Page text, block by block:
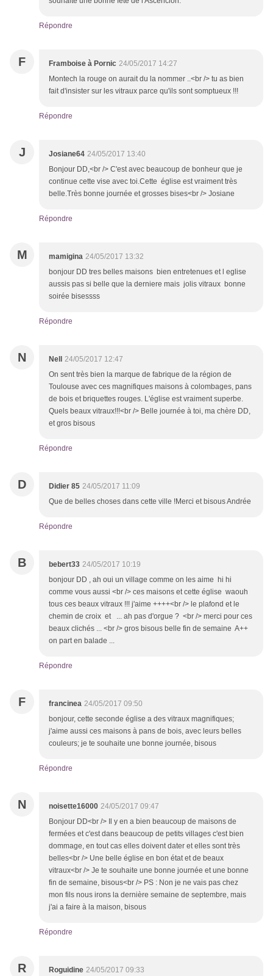
Répondre
F Framboise à Pornic 24/05/2017 14:27
Montech la rouge on aurait du la nommer ..<br /> tu as bien
fait d'insister sur les vitraux parce qu'ils sont somptueux !!!
Répondre
J Josiane64 24/05/2017 13:40
Bonjour DD,<br /> C'est avec beaucoup de bonheur que je
continue cette vise avec toi.Cette église est vraiment très
belle.Très bonne journée et grosses bises<br /> Josiane
Répondre
M mamigina 24/05/2017 13:32
bonjour DD tres belles maisons bien entretenues et l eglise
aussis pas si belle que la derniere mais jolis vitraux bonne
soirée bisessss
Répondre
N Nell
24/05/2017 12:47
On sent très bien la marque de fabrique de la région de
Toulouse avec ces magnifiques maisons à colombages, pans
de bois et briquettes rouges. L'église est vraiment superbe.
Quels beaux vitraux!!!<br /> Belle journée à toi, ma chère DD,
et gros bisous
Répondre
D Didier 85 24/05/2017 11:09
Que de belles choses dans cette ville !Merci et bisous Andrée
Répondre
B bebert33 24/05/2017 10:19
bonjour DD , ah oui un village comme on les aime hi hi
comme vous aussi <br /> ces maisons et cette église waouh
tous ces beaux vitraux !!! j'aime ++++<br /> le plafond et le
chemin de croix et ... ah pas d'orgue ? <br /> merci pour ces
beaux clichés ... <br /> gros bisous belle fin de semaine A++
on part en balade ...
Répondre
F francinea 24/05/2017 09:50
bonjour, cette seconde église a des vitraux magnifiques;
j'aime aussi ces maisons à pans de bois, avec leurs belles
couleurs; je te souhaite une bonne journée, bisous
Répondre
N noisette16000 24/05/2017 09:47
Bonjour DD<br /> Il y en a bien beaucoup de maisons de
fermées et c'est dans beaucoup de petits villages c'est bien
dommage, en tout cas elles doivent dater et elles sont très
belles<br /> Une belle église en bon état et de beaux
vitraux<br /> Je te souhaite une bonne journée et une bonne
fin de semaine, bisous<br /> PS : Non je ne vais pas chez
mon fils nous irons la dernière semaine de septembre, mais
j'ai a faire à la maison, bisous
Répondre
R Roguidine 24/05/2017 09:33